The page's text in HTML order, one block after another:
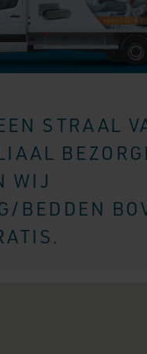
STRAAL
WIJ
BEDDEN